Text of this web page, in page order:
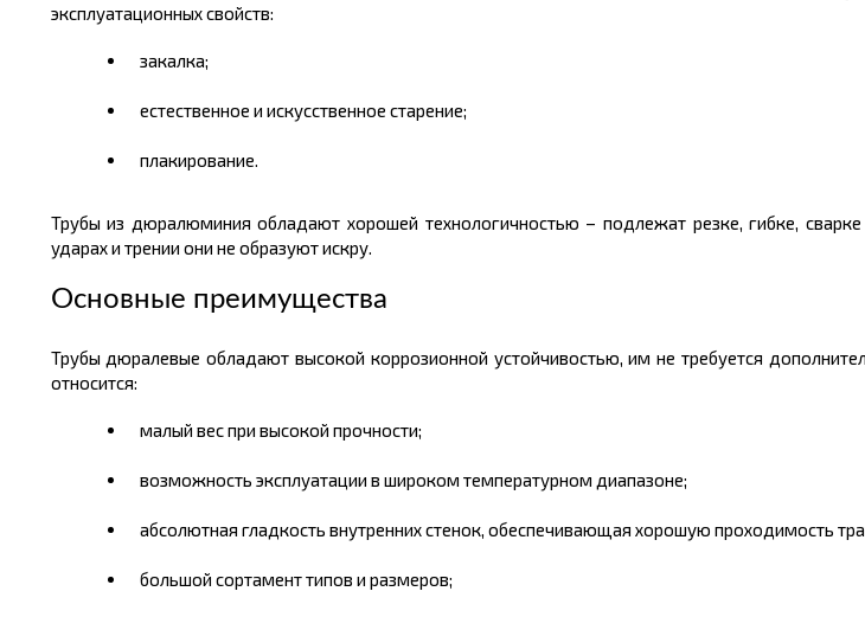
эксплуатационных свойств:
закалка;
естественное и искусственное старение;
плакирование.
Трубы из дюралюминия обладают хорошей технологичностью – подлежат резке,гибке,
ударах и трении они не образуют искру.
Основные преимущества
Трубы дюралевые обладают высокой коррозионной устойчивостью, им не требуется
относится:
малый вес при высокой прочности;
возможность эксплуатации в широком температурном диапазоне;
абсолютная гладкость внутренних стенок, обеспечивающая хорошую проходимость
большой сортамент типов и размеров;